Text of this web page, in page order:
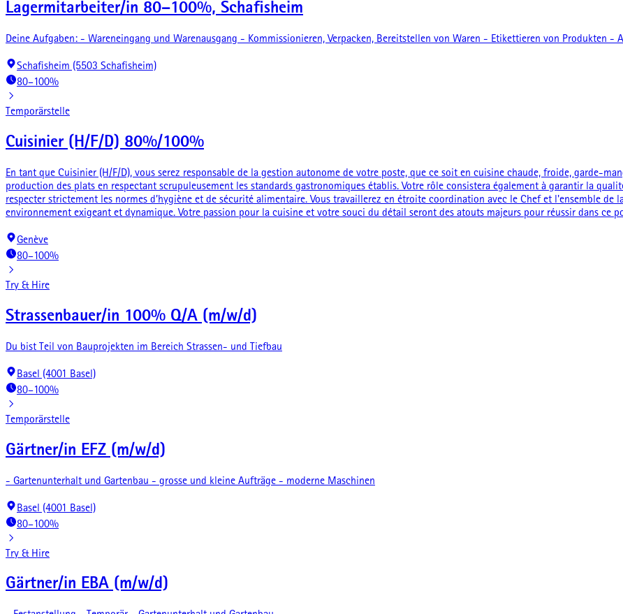
Lagermitarbeiter/in 80–100%, Schafisheim
Deine Aufgaben: - Wareneingang und Warenausgang - Kommissionieren, Verpacken, Bereitstellen von Waren - Etikettieren von Produkten -
Schafisheim (5503 Schafisheim)
80–100%
Temporärstelle
Cuisinier (H/F/D) 80%/100%
En tant que Cuisinier (H/F/D), vous serez responsable de la gestion autonome de votre poste, que ce soit en cuisine chaude, froide, garde-
production des plats en respectant scrupuleusement les standards gastronomiques établis. Votre rôle consistera également à garantir la
respecter strictement les normes d’hygiène et de sécurité alimentaire. Vous travaillerez en étroite coordination avec le Chef et l'ensemble
environnement exigeant et dynamique. Votre passion pour la cuisine et votre souci du détail seront des atouts majeurs pour réussir dans ce
Genève
80–100%
Try & Hire
Strassenbauer/in 100% Q/A (m/w/d)
Du bist Teil von Bauprojekten im Bereich Strassen- und Tiefbau
Basel (4001 Basel)
80–100%
Temporärstelle
Gärtner/in EFZ (m/w/d)
- Gartenunterhalt und Gartenbau - grosse und kleine Aufträge - moderne Maschinen
Basel (4001 Basel)
80–100%
Try & Hire
Gärtner/in EBA (m/w/d)